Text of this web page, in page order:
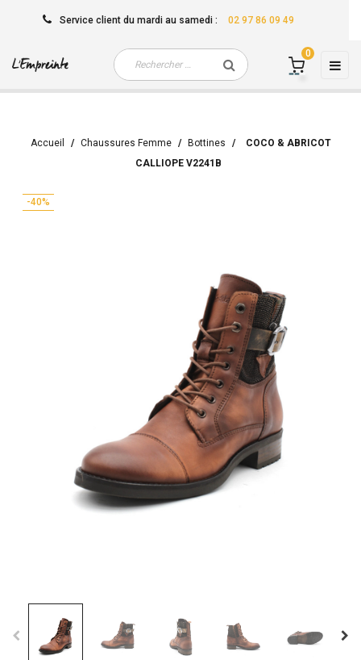
Service client du mardi au samedi : 02 97 86 09 49
☰
0
Accueil Chaussures Femme Bottines
COCO & ABRICOT
CALLIOPE V2241B
-40%